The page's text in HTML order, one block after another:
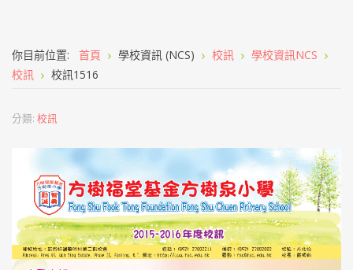
你目前位置: 首頁 學校資訊 (NCS) 校訊
學校資訊NCS
校訊
校訊1516
分類: 校訊